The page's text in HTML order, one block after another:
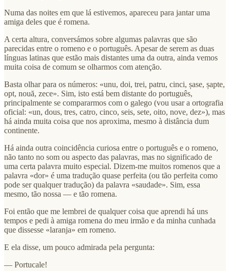
Numa das noites em que lá estivemos, apareceu para jantar uma
amiga deles que é romena.
A certa altura, conversámos sobre algumas palavras que são
parecidas entre o romeno e o português. Apesar de serem as duas
línguas latinas que estão mais distantes uma da outra, ainda vemos
muita coisa de comum se olharmos com atenção.
Basta olhar para os números: «unu, doi, trei, patru, cinci, șase, șapte,
opt, nouă, zece». Sim, isto está bem distante do português,
principalmente se compararmos com o galego (vou usar a ortografia
oficial: «un, dous, tres, catro, cinco, seis, sete, oito, nove, dez»), mas
há ainda muita coisa que nos aproxima, mesmo à distância dum
continente.
Há ainda outra coincidência curiosa entre o português e o romeno,
não tanto no som ou aspecto das palavras, mas no significado de
uma certa palavra muito especial. Dizem-me muitos romenos que a
palavra «dor» é uma tradução quase perfeita (ou tão perfeita como
pode ser qualquer tradução) da palavra «saudade». Sim, essa
mesmo, tão nossa — e tão romena.
Foi então que me lembrei de qualquer coisa que aprendi há uns
tempos e pedi à amiga romena do meu irmão e da minha cunhada
que dissesse «laranja» em romeno.
E ela disse, um pouco admirada pela pergunta:
— Portucale!